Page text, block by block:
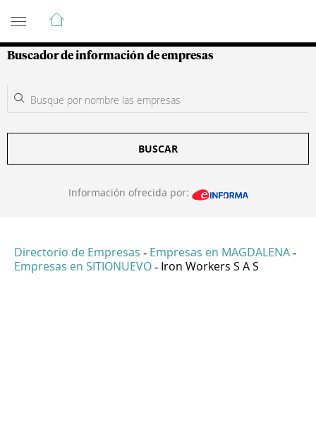
Guía de Empresas Colombianas
Buscador de información de empresas
BUSCAR
Información ofrecida por:
Directorio de Empresas - Empresas en MAGDALENA -
Empresas en SITIONUEVO - Iron Workers S A S